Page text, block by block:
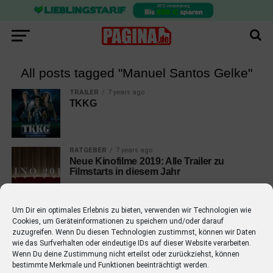
Um Dir ein optimales Erlebnis zu bieten, verwenden wir Technologien wie
Cookies, um Geräteinformationen zu speichern und/oder darauf
zuzugreifen. Wenn Du diesen Technologien zustimmst, können wir Daten
wie das Surfverhalten oder eindeutige IDs auf dieser Website verarbeiten.
Wenn Du deine Zustimmung nicht erteilst oder zurückziehst, können
bestimmte Merkmale und Funktionen beeinträchtigt werden.
All posts tagged "Manuel Santos Gelke"
TRAILER 7 years ago
TKKG
RATGEBER 7 years ago
Neue Kinofilme 2019: Alle Trailer zu
Filmstarts in diesem Jahr
EMPFOHLEN